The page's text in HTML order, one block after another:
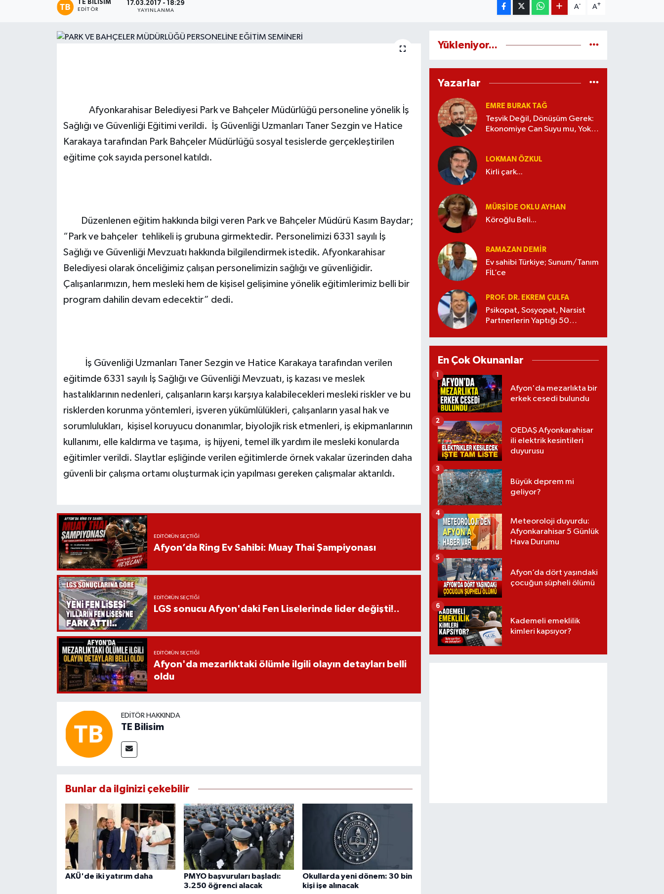
TE BILISIM
EDITÖR
17.03.2017 - 18:29
YAYINLANMA
A- A+
Afyonkarahisar Belediyesi Park ve Bahçeler Müdürlüğü personeline yönelik İş
Sağlığı ve Güvenliği Eğitimi verildi. İş Güvenliği Uzmanları Taner Sezgin ve Hatice
Karakaya tarafından Park Bahçeler Müdürlüğü sosyal tesislerde gerçekleştirilen
eğitime çok sayıda personel katıldı.
Düzenlenen eğitim hakkında bilgi veren Park ve Bahçeler Müdürü Kasım Baydar;
“Park ve bahçeler tehlikeli iş grubuna girmektedir. Personelimizi 6331 sayılı İş
Sağlığı ve Güvenliği Mevzuatı hakkında bilgilendirmek istedik. Afyonkarahisar
Belediyesi olarak önceliğimiz çalışan personelimizin sağlığı ve güvenliğidir.
Çalışanlarımızın, hem mesleki hem de kişisel gelişimine yönelik eğitimlerimiz belli bir
program dahilin devam edecektir” dedi.
İş Güvenliği Uzmanları Taner Sezgin ve Hatice Karakaya tarafından verilen
eğitimde 6331 sayılı İş Sağlığı ve Güvenliği Mevzuatı, iş kazası ve meslek
hastalıklarının nedenleri, çalışanların karşı karşıya kalabilecekleri mesleki riskler ve bu
risklerden korunma yöntemleri, işveren yükümlülükleri, çalışanların yasal hak ve
sorumlulukları, kişisel koruyucu donanımlar, biyolojik risk etmenleri, iş ekipmanlarının
kullanımı, elle kaldırma ve taşıma, iş hijyeni, temel ilk yardım ile mesleki konularda
eğitimler verildi. Slaytlar eşliğinde verilen eğitimlerde örnek vakalar üzerinden daha
güvenli bir çalışma ortamı oluşturmak için yapılması gereken çalışmalar aktarıldı.
EDITÖRÜN SEÇTIĞI
Afyon’da Ring Ev Sahibi: Muay Thai Şampiyonası
EDITÖRÜN SEÇTIĞI
LGS sonucu Afyon'daki Fen Liselerinde lider değişti!..
EDITÖRÜN SEÇTIĞI
Afyon'da mezarlıktaki ölümle ilgili olayın detayları belli
oldu
EDITÖR HAKKINDA
TE Bilisim
Bunlar da ilginizi çekebilir
AKÜ'de iki yatırım daha
PMYO başvuruları başladı:
3.250 öğrenci alacak
Okullarda yeni dönem: 30 bin
kişi işe alınacak
Yükleniyor...
Yazarlar
EMRE BURAK TAĞ
Teşvik Değil, Dönüşüm Gerek:
Ekonomiye Can Suyu mu, Yoksa
LOKMAN ÖZKUL
Kirli çark...
MÜRŞIDE OKLU AYHAN
Köroğlu Beli...
RAMAZAN DEMİR
Ev sahibi Türkiye; Sunum/Tanım
FİL’ce
PROF. DR. EKREM ÇULFA
Psikopat, Sosyopat, Narsist
Partnerlerin Yaptığı 50
En Çok Okunanlar
Afyon'da mezarlıkta bir
erkek cesedi bulundu
1
OEDAŞ Afyonkarahisar
ili elektrik kesintileri
duyurusu
2
Büyük deprem mi
geliyor?
3
Meteoroloji duyurdu:
Afyonkarahisar 5 Günlük
Hava Durumu
4
Afyon’da dört yaşındaki
çocuğun şüpheli ölümü
5
Kademeli emeklilik
kimleri kapsıyor?
6
Magazin